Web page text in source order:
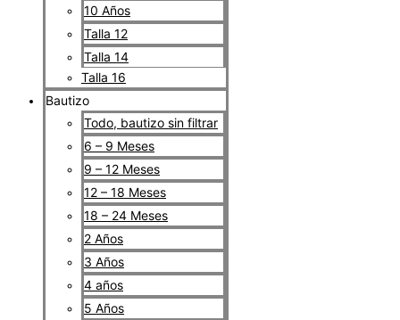
10 Años
Talla 12
Talla 14
Talla 16
Bautizo
Todo, bautizo sin filtrar
6 – 9 Meses
9 – 12 Meses
12 – 18 Meses
18 – 24 Meses
2 Años
3 Años
4 años
5 Años